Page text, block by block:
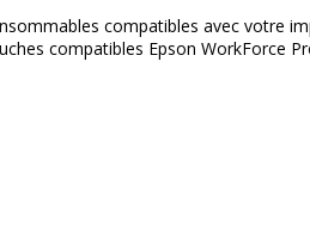
compatibles avec votre
compatibles Epson WorkForce